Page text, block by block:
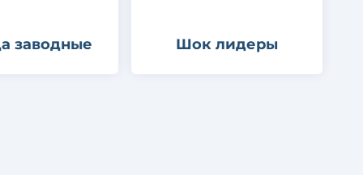
заводные Шок лидеры